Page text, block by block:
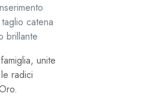
catena
brillante
unite
radici